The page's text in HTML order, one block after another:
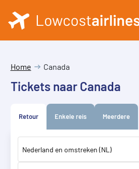
Home Canada
Tickets naar Canada
Retour Enkele reis Meerdere